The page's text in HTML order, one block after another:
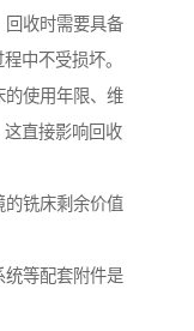
回收时需要具备
中不受损坏。
的使用年限、维
直接影响回收
的铣床剩余价值
统等配套附件是